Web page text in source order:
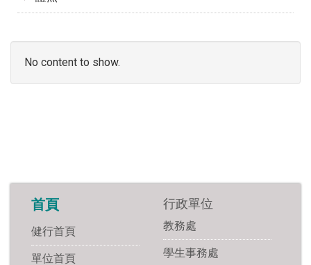
No content to show.
首頁
健行首頁
單位首頁
行政單位
教務處
學生事務處